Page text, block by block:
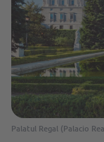
Palatul Regal (Palacio